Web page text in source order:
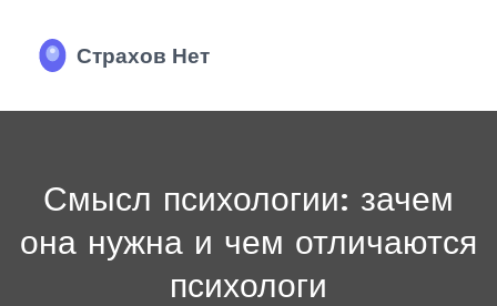
Смысл психологии: зачем
она нужна и чем отличаются
психологи